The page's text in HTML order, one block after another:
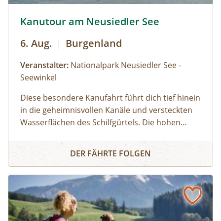
Kanutour am Neusiedler See
6. Aug. | Burgenland
Veranstalter: Nationalpark Neusiedler See -
Seewinkel
Diese besondere Kanufahrt führt dich tief hinein
in die geheimnisvollen Kanäle und versteckten
Wasserflächen des Schilfgürtels. Die hohen
und lassen dich die Stille und das einzigartige
Flair dieses Lebensraumes intensiv spüren. Die
ausgezeichnetes Gehör - es gehört somit eine
große Portion Glück dazu, Bartmeisen,
Rohrsänger oder flinke Jungfische und
Kanutour am Neusiedler See
DER FÄHRTE FOLGEN